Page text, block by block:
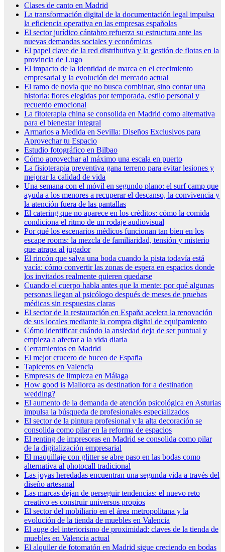
Clases de canto en Madrid
La transformación digital de la documentación legal impulsa
la eficiencia operativa en las empresas españolas
El sector jurídico cántabro refuerza su estructura ante las
nuevas demandas sociales y económicas
El papel clave de la red distributiva y la gestión de flotas en la
provincia de Lugo
El impacto de la identidad de marca en el crecimiento
empresarial y la evolución del mercado actual
El ramo de novia que no busca combinar, sino contar una
historia: flores elegidas por temporada, estilo personal y
recuerdo emocional
La fitoterapia china se consolida en Madrid como alternativa
para el bienestar integral
Armarios a Medida en Sevilla: Diseños Exclusivos para
Aprovechar tu Espacio
Estudio fotográfico en Bilbao
Cómo aprovechar al máximo una escala en puerto
La fisioterapia preventiva gana terreno para evitar lesiones y
mejorar la calidad de vida
Una semana con el móvil en segundo plano: el surf camp que
ayuda a los menores a recuperar el descanso, la convivencia y
la atención fuera de las pantallas
El catering que no aparece en los créditos: cómo la comida
condiciona el ritmo de un rodaje audiovisual
Por qué los escenarios médicos funcionan tan bien en los
escape rooms: la mezcla de familiaridad, tensión y misterio
que atrapa al jugador
El rincón que salva una boda cuando la pista todavía está
vacía: cómo convertir las zonas de espera en espacios donde
los invitados realmente quieren quedarse
Cuando el cuerpo habla antes que la mente: por qué algunas
personas llegan al psicólogo después de meses de pruebas
médicas sin respuestas claras
El sector de la restauración en España acelera la renovación
de sus locales mediante la compra digital de equipamiento
Cómo identificar cuándo la ansiedad deja de ser puntual y
empieza a afectar a la vida diaria
Cerramientos en Madrid
El mejor crucero de buceo de España
Tapiceros en Valencia
Empresas de limpieza en Málaga
How good is Mallorca as destination for a destination
wedding?
El aumento de la demanda de atención psicológica en Asturias
impulsa la búsqueda de profesionales especializados
El sector de la pintura profesional y la alta decoración se
consolida como pilar en la reforma de espacios
El renting de impresoras en Madrid se consolida como pilar
de la digitalización empresarial
El maquillaje con glitter se abre paso en las bodas como
alternativa al photocall tradicional
Las joyas heredadas encuentran una segunda vida a través del
diseño artesanal
Las marcas dejan de perseguir tendencias: el nuevo reto
creativo es construir universos propios
El sector del mobiliario en el área metropolitana y la
evolución de la tienda de muebles en Valencia
El auge del interiorismo de proximidad: claves de la tienda de
muebles en Valencia actual
El alquiler de fotomatón en Madrid sigue creciendo en bodas